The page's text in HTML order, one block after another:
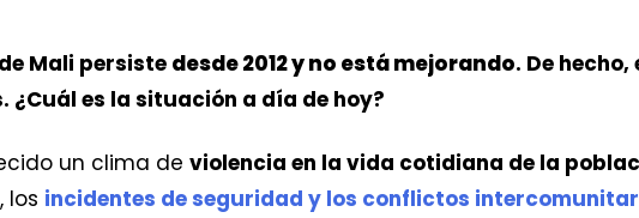
Mali persiste desde 2012 y no está mejorando. De
¿Cuál es la situación a día de hoy?
un clima de violencia en la vida cotidiana de la
los incidentes de seguridad y los conflictos